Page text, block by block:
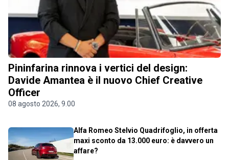
Pininfarina rinnova i vertici del design:
Davide Amantea è il nuovo Chief Creative
Officer
08 agosto 2026, 9.00
Alfa Romeo Stelvio Quadrifoglio, in offerta
maxi sconto da 13.000 euro: è davvero un
affare?